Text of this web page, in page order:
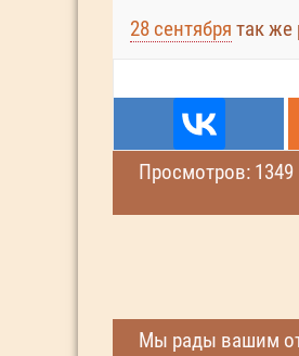
28 сентября так же
Просмотров: 1349
Мы рады вашим